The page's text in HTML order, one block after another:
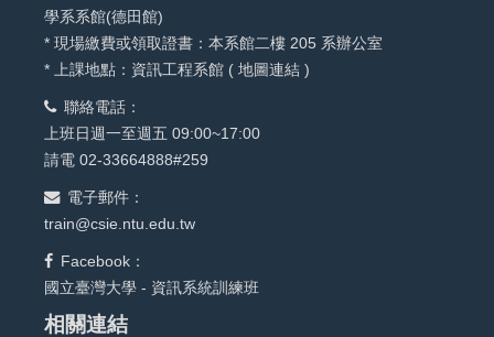
學系系館(德田館)
* 現場繳費或領取證書：本系館二樓 205 系辦公室
* 上課地點：資訊工程系館 ( 地圖連結 )
聯絡電話：
上班日週一至週五 09:00~17:00
請電 02-33664888#259
電子郵件：
train@csie.ntu.edu.tw
Facebook：
國立臺灣大學 - 資訊系統訓練班
相關連結